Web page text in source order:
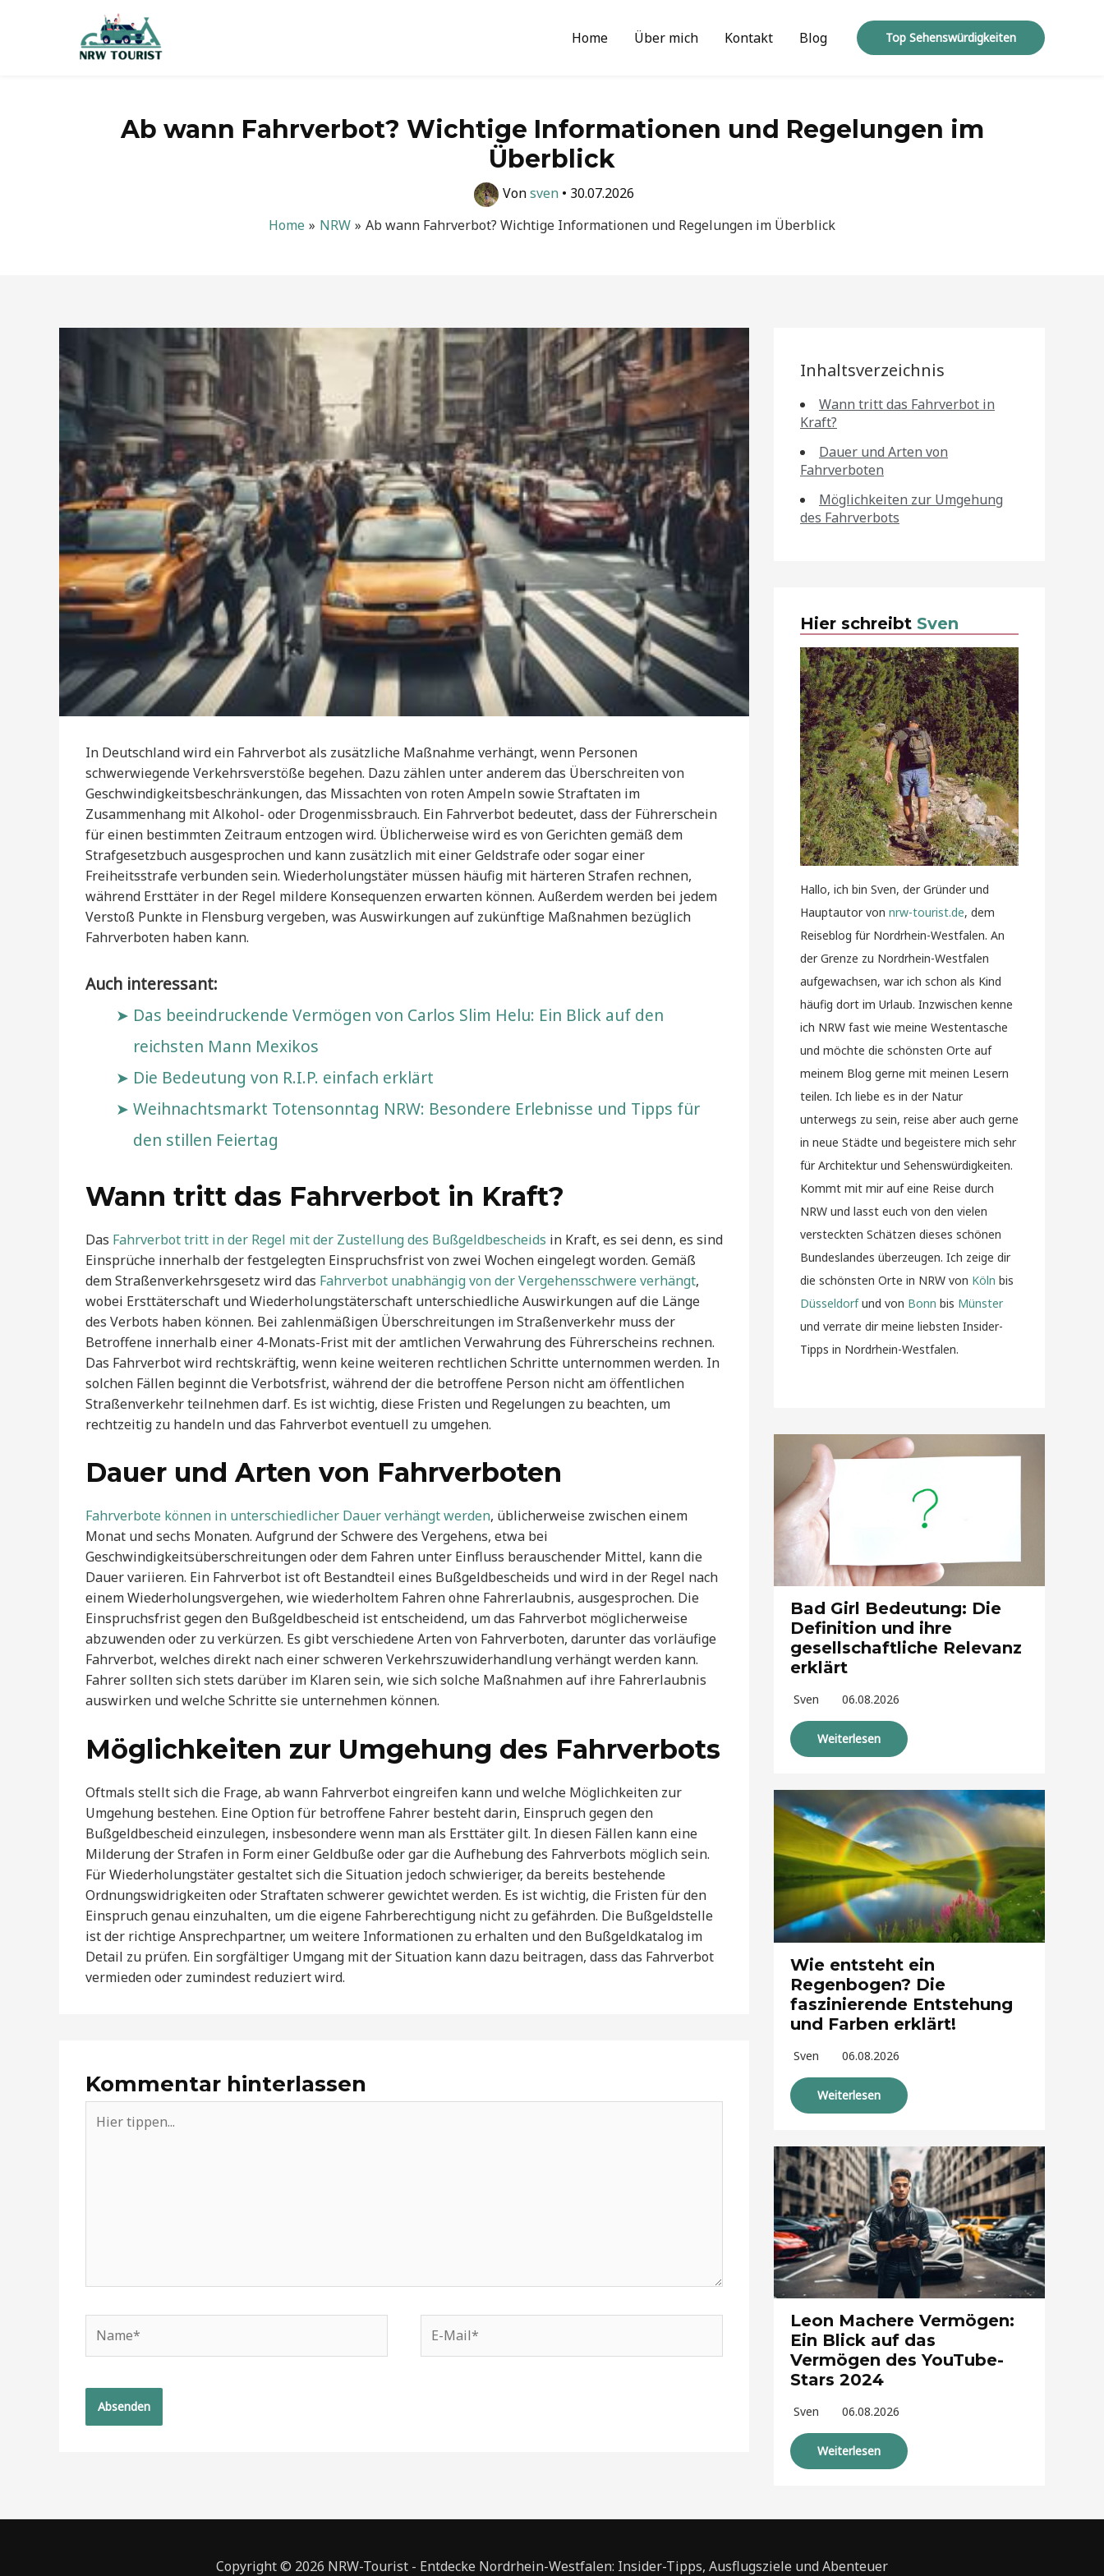
Home Über mich Kontakt Blog Top Sehenswürdigkeiten
Ab wann Fahrverbot? Wichtige Informationen und Regelungen im
Überblick
Vonsven • 30.07.2026
Home
NRW Ab wann Fahrverbot? Wichtige Informationen und Regelungen im Überblick
In Deutschland wird ein Fahrverbot als zusätzliche Maßnahme verhängt, wenn Personen
schwerwiegende Verkehrsverstöße begehen. Dazu zählen unter anderem das Überschreiten von
Geschwindigkeitsbeschränkungen, das Missachten von roten Ampeln sowie Straftaten im
Zusammenhang mit Alkohol- oder Drogenmissbrauch. Ein Fahrverbot bedeutet, dass der Führerschein
für einen bestimmten Zeitraum entzogen wird. Üblicherweise wird es von Gerichten gemäß dem
Strafgesetzbuch ausgesprochen und kann zusätzlich mit einer Geldstrafe oder sogar einer
Freiheitsstrafe verbunden sein. Wiederholungstäter müssen häufig mit härteren Strafen rechnen,
während Ersttäter in der Regel mildere Konsequenzen erwarten können. Außerdem werden bei jedem
Verstoß Punkte in Flensburg vergeben, was Auswirkungen auf zukünftige Maßnahmen bezüglich
Fahrverboten haben kann.
Auch interessant:
Das beeindruckende Vermögen von Carlos Slim Helu: Ein Blick auf den
reichsten Mann Mexikos
Die Bedeutung von R.I.P. einfach erklärt
Weihnachtsmarkt Totensonntag NRW: Besondere Erlebnisse und Tipps für
den stillen Feiertag
Wann tritt das Fahrverbot in Kraft?
Das Fahrverbot tritt in der Regel mit der Zustellung des Bußgeldbescheids in Kraft, es sei denn, es sind
Einsprüche innerhalb der festgelegten Einspruchsfrist von zwei Wochen eingelegt worden. Gemäß
dem Straßenverkehrsgesetz wird das Fahrverbot unabhängig von der Vergehensschwere verhängt,
wobei Ersttäterschaft und Wiederholungstäterschaft unterschiedliche Auswirkungen auf die Länge
des Verbots haben können. Bei zahlenmäßigen Überschreitungen im Straßenverkehr muss der
Betroffene innerhalb einer 4-Monats-Frist mit der amtlichen Verwahrung des Führerscheins rechnen.
Das Fahrverbot wird rechtskräftig, wenn keine weiteren rechtlichen Schritte unternommen werden. In
solchen Fällen beginnt die Verbotsfrist, während der die betroffene Person nicht am öffentlichen
Straßenverkehr teilnehmen darf. Es ist wichtig, diese Fristen und Regelungen zu beachten, um
rechtzeitig zu handeln und das Fahrverbot eventuell zu umgehen.
Dauer und Arten von Fahrverboten
Fahrverbote können in unterschiedlicher Dauer verhängt werden, üblicherweise zwischen einem
Monat und sechs Monaten. Aufgrund der Schwere des Vergehens, etwa bei
Geschwindigkeitsüberschreitungen oder dem Fahren unter Einfluss berauschender Mittel, kann die
Dauer variieren. Ein Fahrverbot ist oft Bestandteil eines Bußgeldbescheids und wird in der Regel nach
einem Wiederholungsvergehen, wie wiederholtem Fahren ohne Fahrerlaubnis, ausgesprochen. Die
Einspruchsfrist gegen den Bußgeldbescheid ist entscheidend, um das Fahrverbot möglicherweise
abzuwenden oder zu verkürzen. Es gibt verschiedene Arten von Fahrverboten, darunter das vorläufige
Fahrverbot, welches direkt nach einer schweren Verkehrszuwiderhandlung verhängt werden kann.
Fahrer sollten sich stets darüber im Klaren sein, wie sich solche Maßnahmen auf ihre Fahrerlaubnis
auswirken und welche Schritte sie unternehmen können.
Möglichkeiten zur Umgehung des Fahrverbots
Oftmals stellt sich die Frage, ab wann Fahrverbot eingreifen kann und welche Möglichkeiten zur
Umgehung bestehen. Eine Option für betroffene Fahrer besteht darin, Einspruch gegen den
Bußgeldbescheid einzulegen, insbesondere wenn man als Ersttäter gilt. In diesen Fällen kann eine
Milderung der Strafen in Form einer Geldbuße oder gar die Aufhebung des Fahrverbots möglich sein.
Für Wiederholungstäter gestaltet sich die Situation jedoch schwieriger, da bereits bestehende
Ordnungswidrigkeiten oder Straftaten schwerer gewichtet werden. Es ist wichtig, die Fristen für den
Einspruch genau einzuhalten, um die eigene Fahrberechtigung nicht zu gefährden. Die Bußgeldstelle
ist der richtige Ansprechpartner, um weitere Informationen zu erhalten und den Bußgeldkatalog im
Detail zu prüfen. Ein sorgfältiger Umgang mit der Situation kann dazu beitragen, dass das Fahrverbot
vermieden oder zumindest reduziert wird.
Kommentar hinterlassen
tippen...
Mail*
Inhaltsverzeichnis
Wann tritt das Fahrverbot in
Kraft?
Dauer und Arten von
Fahrverboten
Möglichkeiten zur Umgehung
des Fahrverbots
Hier schreibt Sven
Hallo, ich bin Sven, der Gründer und
Hauptautor von nrw-tourist.de, dem
Reiseblog für Nordrhein-Westfalen. An
der Grenze zu Nordrhein-Westfalen
aufgewachsen, war ich schon als Kind
häufig dort im Urlaub. Inzwischen kenne
ich NRW fast wie meine Westentasche
und möchte die schönsten Orte auf
meinem Blog gerne mit meinen Lesern
teilen. Ich liebe es in der Natur
unterwegs zu sein, reise aber auch gerne
in neue Städte und begeistere mich sehr
für Architektur und Sehenswürdigkeiten.
Kommt mit mir auf eine Reise durch
NRW und lasst euch von den vielen
versteckten Schätzen dieses schönen
Bundeslandes überzeugen. Ich zeige dir
die schönsten Orte in NRW von Köln bis
Düsseldorfund von Bonn bis Münster
und verrate dir meine liebsten Insider-
Tipps in Nordrhein-Westfalen.
Bad Girl Bedeutung: Die
Definition und ihre
gesellschaftliche Relevanz
erklärt
Sven 06.08.2026
Weiterlesen
Wie entsteht ein
Regenbogen? Die
faszinierende Entstehung
und Farben erklärt!
Sven 06.08.2026
Weiterlesen
Leon Machere Vermögen:
Ein Blick auf das
Vermögen des YouTube-
Stars 2024
Sven 06.08.2026
Weiterlesen
Copyright © 2026 NRW-Tourist - Entdecke Nordrhein-Westfalen: Insider-Tipps, Ausflugsziele und Abenteuer